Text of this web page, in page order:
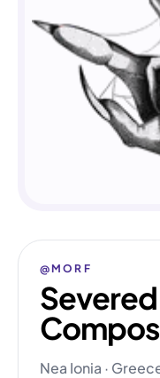
@MORF
Nea Ionia ·